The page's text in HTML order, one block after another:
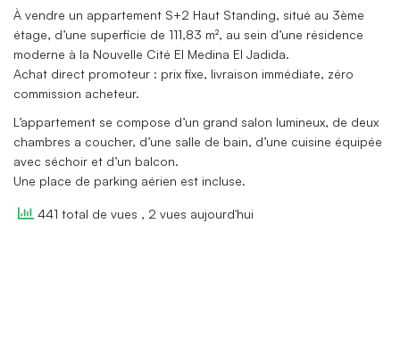
À vendre un appartement S+2 Haut Standing, situé au 3ème
étage, d’une superficie de 111,83 m², au sein d’une résidence
moderne à la Nouvelle Cité El Medina El Jadida.
Achat direct promoteur : prix fixe, livraison immédiate, zéro
commission acheteur.
L’appartement se compose d’un grand salon lumineux, de deux
chambres a coucher, d’une salle de bain, d’une cuisine équipée
avec séchoir et d’un balcon.
Une place de parking aérien est incluse.
441 total de vues , 2 vues aujourd'hui